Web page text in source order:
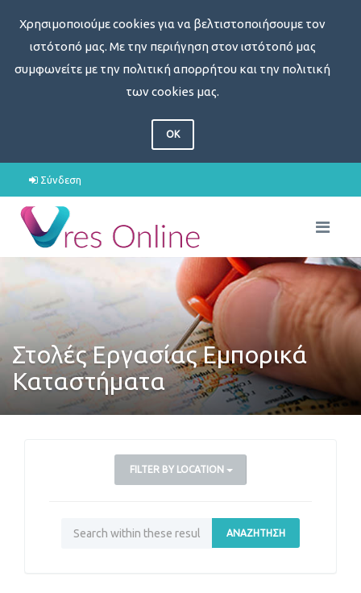
Χρησιμοποιούμε cookies για να βελτιστοποιήσουμε τον
ιστότοπό μας. Με την περιήγηση στον ιστότοπό μας
συμφωνείτε με την πολιτική απορρήτου και την πολιτική
των cookies μας.
OK
Σύνδεση
Στολές Εργασίας Εμπορικά
Καταστήματα
FILTER BY LOCATION
ΑΝΑΖΉΤΗΣΗ